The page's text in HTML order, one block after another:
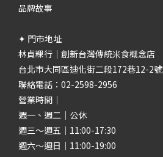
品牌故事
✦ 門市地址
林貞粿行｜創新台灣傳統米食概念店
台北市大同區迪化街二段172巷12-2號
聯絡電話：02-2598-2956
營業時間｜
週一、週二｜公休
週三～週五｜11:00-17:30
週六～週日｜11:00-19:00